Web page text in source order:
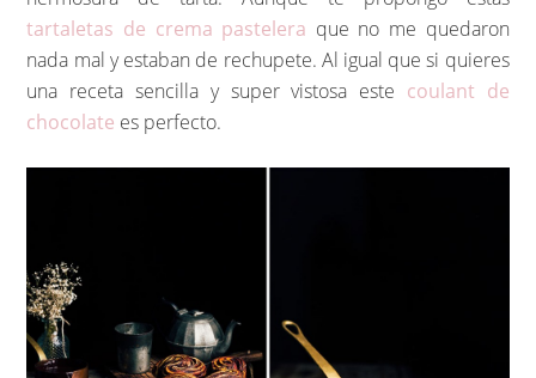
tartaletas de crema pastelera que no me quedaron
nada mal y estaban de rechupete. Al igual que si quieres
una receta sencilla y super vistosa este coulant de
chocolate es perfecto.